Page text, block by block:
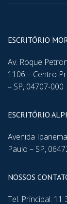
ESCRITÓRIO
Av. Roque
1106 – Centro
– SP, 04707-000
ESCRITÓRIO
Avenida
Paulo – SP,
NOSSOS
Tel. Principal: 11